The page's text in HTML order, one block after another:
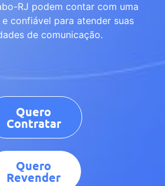
RJ podem contar com uma
confiável para atender suas
de comunicação.
Quero
Contratar
Quero
Revender